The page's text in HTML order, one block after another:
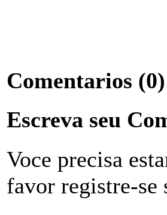
Comentarios (0)
Escreva seu
Voce precisa
favor registre-se